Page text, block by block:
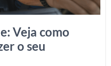
Veja como
o seu